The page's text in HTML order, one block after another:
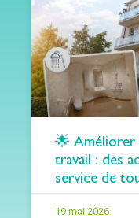
🌟 Améliorer
travail : des
service de
19 mai 2026